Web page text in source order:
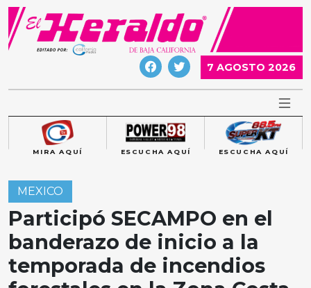
Skip
content
7 AGOSTO 2026
MIRA AQUÍ ESCUCHA AQUÍ ESCUCHA AQUÍ
MEXICO
Participó SECAMPO en el
banderazo de inicio a la
temporada de incendios